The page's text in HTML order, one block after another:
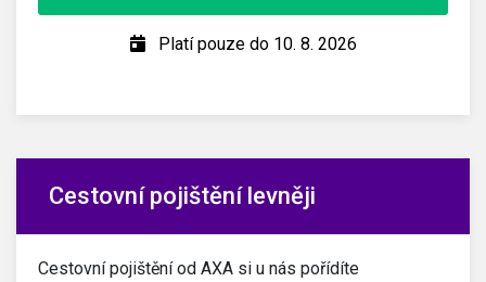
Platí pouze do 10. 8. 2026
Cestovní pojištění levněji
Cestovní pojištění od AXA si u nás pořídíte